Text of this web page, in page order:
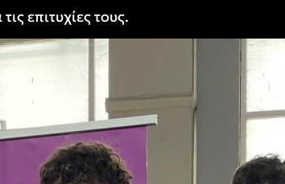
επιτυχίες τους.